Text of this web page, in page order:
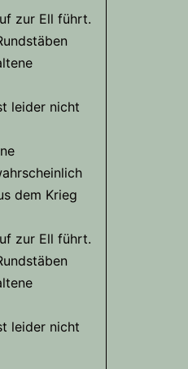
zur Ell führt.
leider nicht
dem Krieg
zur Ell führt.
leider nicht